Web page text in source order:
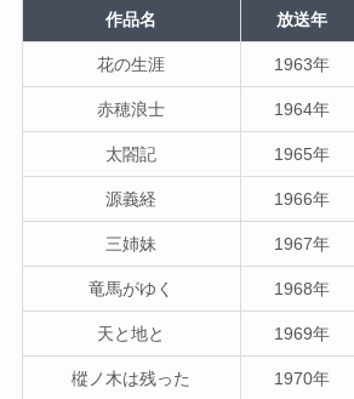
作品名 放送年
花の生涯 1963年
赤穂浪士 1964年
太閤記 1965年
源義経 1966年
三姉妹 1967年
竜馬がゆく 1968年
天と地と 1969年
樅ノ木は残った 1970年